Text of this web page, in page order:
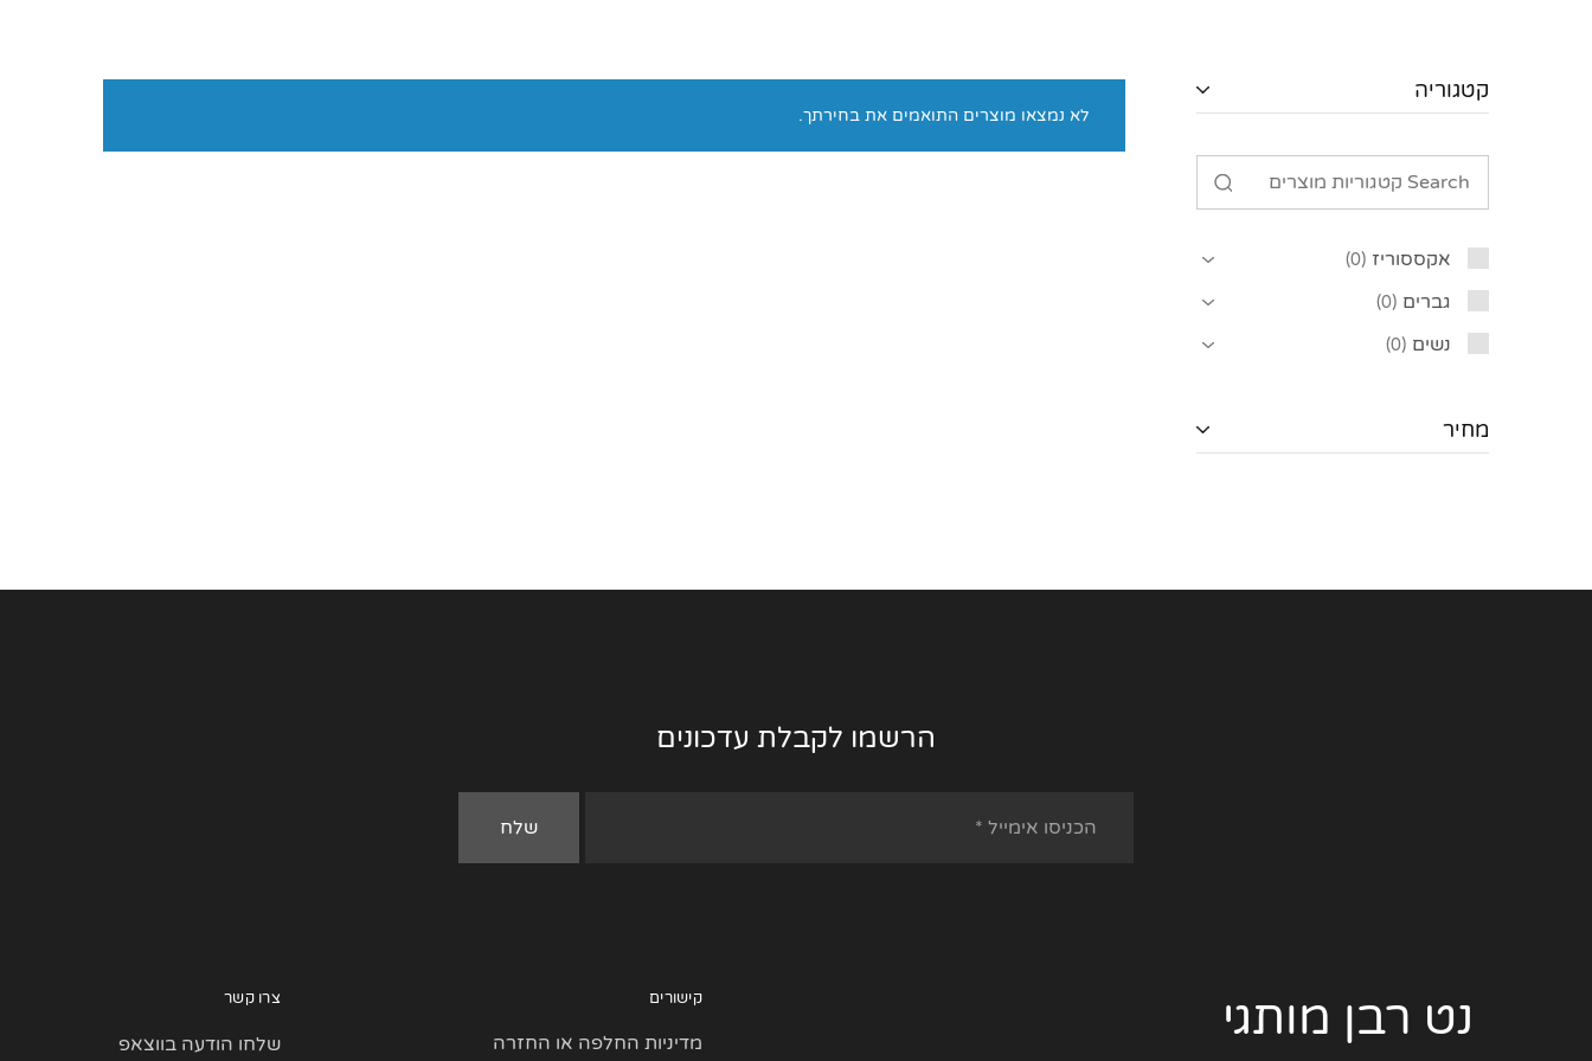
לא נמצאו מוצרים התואמים את בחירתך.
קטגוריה
אקססוריז 0
גברים 0
נשים 0
מחיר
הרשמו לקבלת עדכונים
נט רבן מותגי
קישורים
מדיניות החלפה או החזרה
צרו קשר
שלחו הודעה בווצאפ